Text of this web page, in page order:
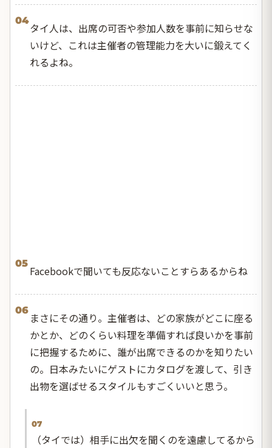
04
タイ人は、出席の可否や参加人数を事前に知らせな
いけど、これは主催者の管理能力を大いに鍛えてく
れるよね。
05
Facebookで聞いても反応ないことすらあるからね
06
まさにその通り。主催者は、どの家族がどこに座る
かとか、どのくらい料理を準備すれば良いかを事前
に把握するために、誰が出席できるのかを知りたい
の。日本みたいにゲストにカタログを渡して、引き
出物を選ばせるスタイルもすごくいいと思う。
07
（タイでは）相手に出欠を聞くのを遠慮してるから